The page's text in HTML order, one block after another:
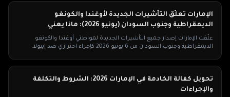
الإمارات تعلّق التأشيرات الجديدة لأوغندا والكونغو
الديمقراطية وجنوب السودان (يونيو 2026): ماذا يعني
لاستقدام العمالة المنزلية؟
علّقت الإمارات إصدار جميع التأشيرات الجديدة لمواطني أوغندا والكونغو
الديمقراطية وجنوب السودان من 6 يونيو 2026 كإجراء احترازي ضد إيبولا.
تحويل كفالة الخادمة في الإمارات 2026: الشروط والتكلفة
والإجراءات